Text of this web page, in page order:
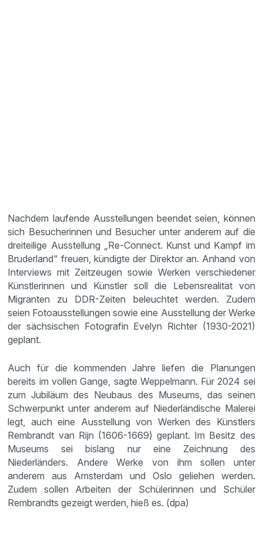
Nachdem laufende Ausstellungen beendet seien, können
sich Besucherinnen und Besucher unter anderem auf die
dreiteilige Ausstellung „Re-Connect. Kunst und Kampf im
Bruderland“ freuen, kündigte der Direktor an. Anhand von
Interviews mit Zeitzeugen sowie Werken verschiedener
Künstlerinnen und Künstler soll die Lebensrealität von
Migranten zu DDR-Zeiten beleuchtet werden. Zudem
seien Fotoausstellungen sowie eine Ausstellung der Werke
der sächsischen Fotografin Evelyn Richter (1930-2021)
geplant.
Auch für die kommenden Jahre liefen die Planungen
bereits im vollen Gange, sagte Weppelmann. Für 2024 sei
zum Jubiläum des Neubaus des Museums, das seinen
Schwerpunkt unter anderem auf Niederländische Malerei
legt, auch eine Ausstellung von Werken des Künstlers
Rembrandt van Rijn (1606-1669) geplant. Im Besitz des
Museums sei bislang nur eine Zeichnung des
Niederländers. Andere Werke von ihm sollen unter
anderem aus Amsterdam und Oslo geliehen werden.
Zudem sollen Arbeiten der Schülerinnen und Schüler
Rembrandts gezeigt werden, hieß es. (dpa)